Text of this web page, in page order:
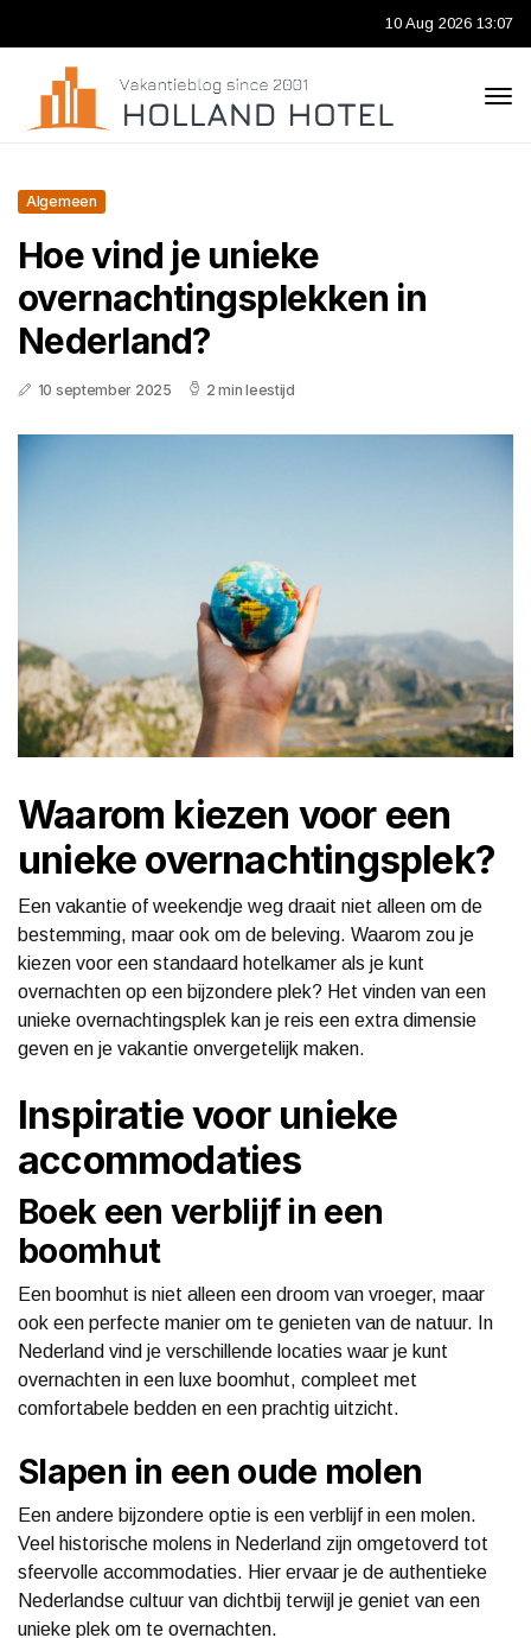
10 Aug 2026 13:07
Algemeen
Hoe vind je unieke
overnachtingsplekken in
Nederland?
10 september 2025 2 min leestijd
Waarom kiezen voor een
unieke overnachtingsplek?
Een vakantie of weekendje weg draait niet alleen om de
bestemming, maar ook om de beleving. Waarom zou je
kiezen voor een standaard hotelkamer als je kunt
overnachten op een bijzondere plek? Het vinden van een
unieke overnachtingsplek kan je reis een extra dimensie
geven en je vakantie onvergetelijk maken.
Inspiratie voor unieke
accommodaties
Boek een verblijf in een
boomhut
Een boomhut is niet alleen een droom van vroeger, maar
ook een perfecte manier om te genieten van de natuur. In
Nederland vind je verschillende locaties waar je kunt
overnachten in een luxe boomhut, compleet met
comfortabele bedden en een prachtig uitzicht.
Slapen in een oude molen
Een andere bijzondere optie is een verblijf in een molen.
Veel historische molens in Nederland zijn omgetoverd tot
sfeervolle accommodaties. Hier ervaar je de authentieke
Nederlandse cultuur van dichtbij terwijl je geniet van een
unieke plek om te overnachten.